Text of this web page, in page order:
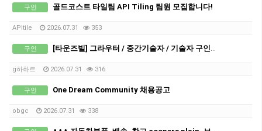
구인 골드코스트 타일팀 API Tiling 팀원 모집합니다!
APItile 2026.07.31 353
구인 [타운즈빌] 그라우터 / 중간기술자 / 기술자 구인합니다.
g하하르 2026.07.31 316
구인 One Dream Community 채용공고
obgc 2026.07.31 338